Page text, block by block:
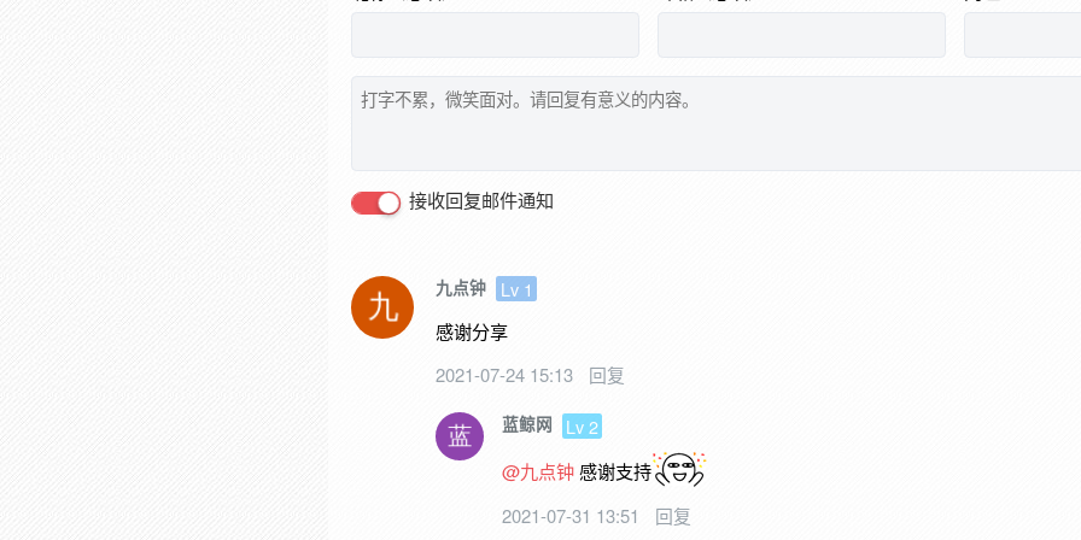
接收回复邮件通知
九点钟
Lv 1
感谢分享
2021-07-24 15:13
回复
蓝鲸网
Lv 2
@九点钟 感谢支持
2021-07-31 13:51
回复